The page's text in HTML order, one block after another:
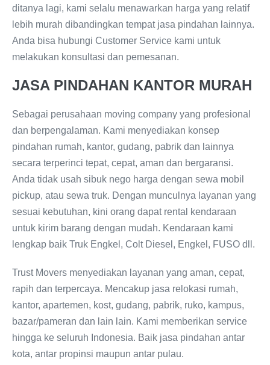
ditanya lagi, kami selalu menawarkan harga yang relatif
lebih murah dibandingkan tempat jasa pindahan lainnya.
Anda bisa hubungi Customer Service kami untuk
melakukan konsultasi dan pemesanan.
JASA PINDAHAN KANTOR MURAH
Sebagai perusahaan moving company yang profesional
dan berpengalaman. Kami menyediakan konsep
pindahan rumah, kantor, gudang, pabrik dan lainnya
secara terperinci tepat, cepat, aman dan bergaransi.
Anda tidak usah sibuk nego harga dengan sewa mobil
pickup, atau sewa truk. Dengan munculnya layanan yang
sesuai kebutuhan, kini orang dapat rental kendaraan
untuk kirim barang dengan mudah. Kendaraan kami
lengkap baik Truk Engkel, Colt Diesel, Engkel, FUSO dll.
Trust Movers menyediakan layanan yang aman, cepat,
rapih dan terpercaya. Mencakup jasa relokasi rumah,
kantor, apartemen, kost, gudang, pabrik, ruko, kampus,
bazar/pameran dan lain lain. Kami memberikan service
hingga ke seluruh Indonesia. Baik jasa pindahan antar
kota, antar propinsi maupun antar pulau.